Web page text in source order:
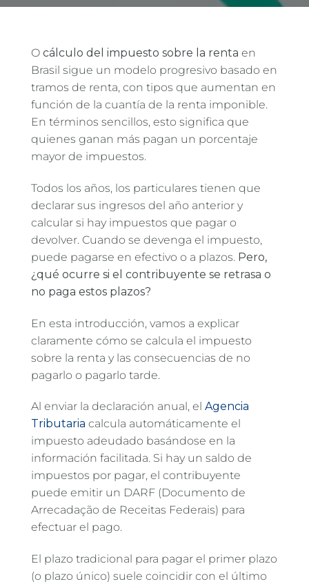
O cálculo del impuesto sobre la renta en
Brasil sigue un modelo progresivo basado en
tramos de renta, con tipos que aumentan en
función de la cuantía de la renta imponible.
En términos sencillos, esto significa que
quienes ganan más pagan un porcentaje
mayor de impuestos.
Todos los años, los particulares tienen que
declarar sus ingresos del año anterior y
calcular si hay impuestos que pagar o
devolver. Cuando se devenga el impuesto,
puede pagarse en efectivo o a plazos. Pero,
¿qué ocurre si el contribuyente se retrasa o
no paga estos plazos?
En esta introducción, vamos a explicar
claramente cómo se calcula el impuesto
sobre la renta y las consecuencias de no
pagarlo o pagarlo tarde.
Al enviar la declaración anual, el Agencia
Tributaria calcula automáticamente el
impuesto adeudado basándose en la
información facilitada. Si hay un saldo de
impuestos por pagar, el contribuyente
puede emitir un DARF (Documento de
Arrecadação de Receitas Federais) para
efectuar el pago.
El plazo tradicional para pagar el primer plazo
(o plazo único) suele coincidir con el último